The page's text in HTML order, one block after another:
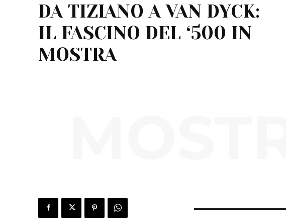
DA TIZIANO A VAN DYCK:
IL FASCINO DEL ‘500 IN
MOSTRA